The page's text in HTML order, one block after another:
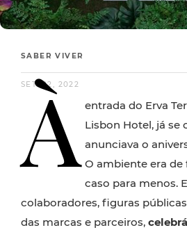
SABER VIVER
SET. 22, 2022
À entrada do Erva
Lisbon Hotel, já se
anunciava o
O ambiente era de
caso para menos.
colaboradores, figuras
das marcas e parceiros,